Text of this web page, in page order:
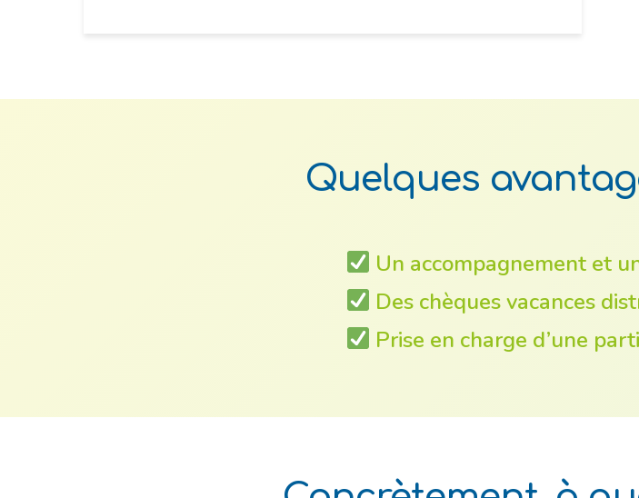
Quelques
Un accompagnement et
Des chèques vacances
Prise en charge d’une